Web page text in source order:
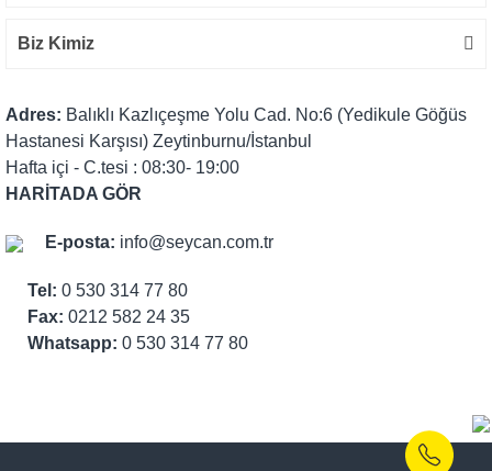
Biz Kimiz
Adres: Balıklı Kazlıçeşme Yolu Cad. No:6 (Yedikule Göğüs
Hastanesi Karşısı) Zeytinburnu/İstanbul
Hafta içi - C.tesi : 08:30- 19:00
HARİTADA GÖR
E-posta: info@seycan.com.tr
Tel: 0 530 314 77 80
Fax: 0212 582 24 35
Whatsapp: 0 530 314 77 80